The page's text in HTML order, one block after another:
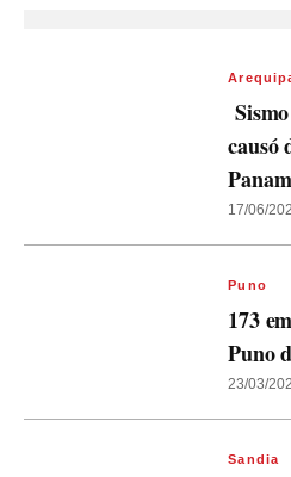
causó
17/06/
Puno
173
Puno
23/03/
Sandia